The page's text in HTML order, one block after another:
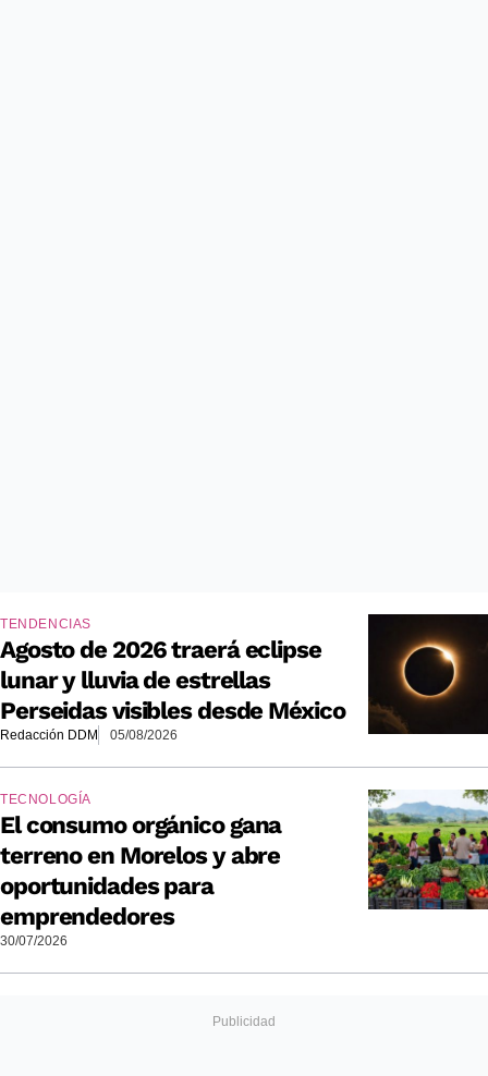
TENDENCIAS
Agosto de 2026 traerá eclipse
lunar y lluvia de estrellas
Perseidas visibles desde México
Redacción DDM 05/08/2026
TECNOLOGÍA
El consumo orgánico gana
terreno en Morelos y abre
oportunidades para
emprendedores
30/07/2026